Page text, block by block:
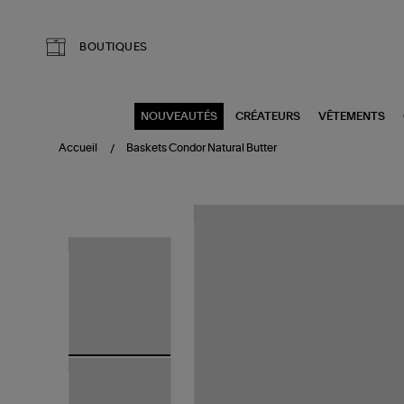
BOUTIQUES
NOUVEAUTÉS CRÉATEURS VÊTEMENTS
Accueil Baskets Condor Natural Butter